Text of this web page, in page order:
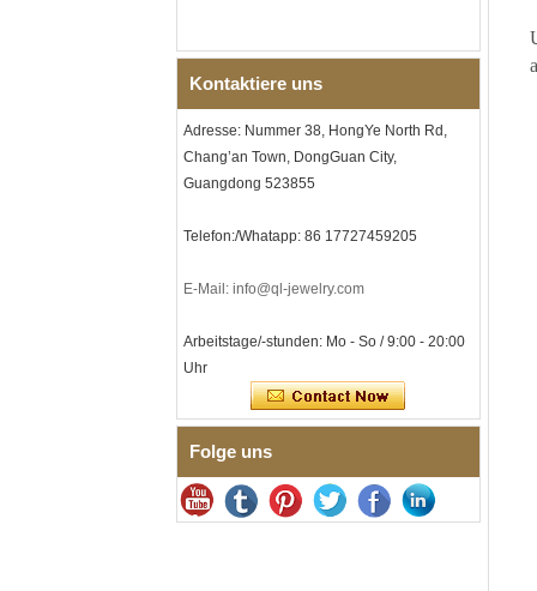
Opal Inlay mit Musik-
kundenspezifische innere
Großlieferung
Herren-I-Links-Armband aus
schwarzem Zirkonoxid-
Faltschließe, eingebettetes
Link-Armband
saphirblauem Keramik-
zertifiziertes
Feingliederarmband mit
nahtloser
gehämmertem, facettiertem
Wolframcarbid, 8 mm
Comfort Fit, geometrisch
Kontaktiere uns
Adresse: Nummer 38, HongYe North Rd,
Chang’an Town, DongGuan City,
Guangdong 523855
Telefon:/Whatapp: 86 17727459205
E-Mail: info@ql-jewelry.com
Arbeitstage/-stunden: Mo - So / 9:00 - 20:00
Uhr
Folge uns